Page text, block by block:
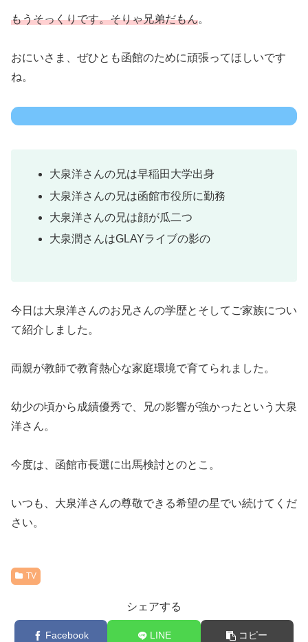
もうそっくりです。そりゃ兄弟だもん。
おにいさま、ぜひとも函館のために頑張ってほしいです
ね。
大泉洋さんの兄は早稲田大学出身
大泉洋さんの兄は函館市役所に勤務
大泉洋さんの兄は顔が瓜二つ
大泉潤さんはGLAYライブの影の
今日は大泉洋さんのお兄さんの学歴とそしてご家族につい
て紹介しました。
両親が教師で教育熱心な家庭環境で育てられました。
幼少の頃から成績優秀で、兄の影響が強かったという大泉
洋さん。
今度は、函館市長選に出馬検討とのとこ。
いつも、大泉洋さんの尊敬できる希望の星でい続けてくだ
さい。
TV
シェアする
Facebook LINE コピー